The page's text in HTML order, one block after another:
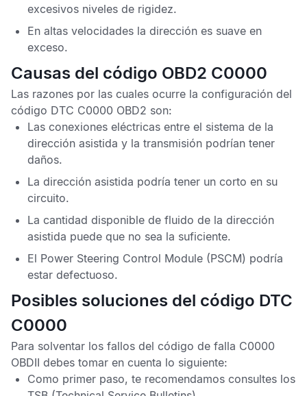
excesivos niveles de rigidez.
En altas velocidades la dirección es suave en
exceso.
Causas del código OBD2 C0000
Las razones por las cuales ocurre la configuración del
código DTC C0000 OBD2 son:
Las conexiones eléctricas entre el sistema de la
dirección asistida y la transmisión podrían tener
daños.
La dirección asistida podría tener un corto en su
circuito.
La cantidad disponible de fluido de la dirección
asistida puede que no sea la suficiente.
El Power Steering Control Module (PSCM) podría
estar defectuoso.
Posibles soluciones del código DTC
C0000
Para solventar los fallos del código de falla C0000
OBDII debes tomar en cuenta lo siguiente:
Como primer paso, te recomendamos consultes los